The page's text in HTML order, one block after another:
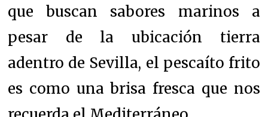
que buscan sabores marinos a
pesar de la ubicación tierra
adentro de Sevilla, el pescaíto frito
es como una brisa fresca que nos